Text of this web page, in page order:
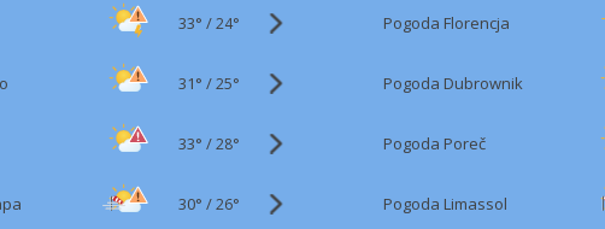
33° /24° Pogoda Florencja
31° /25° Pogoda Dubrownik
33° /28° Pogoda Poreč
30° /26° Pogoda Limassol